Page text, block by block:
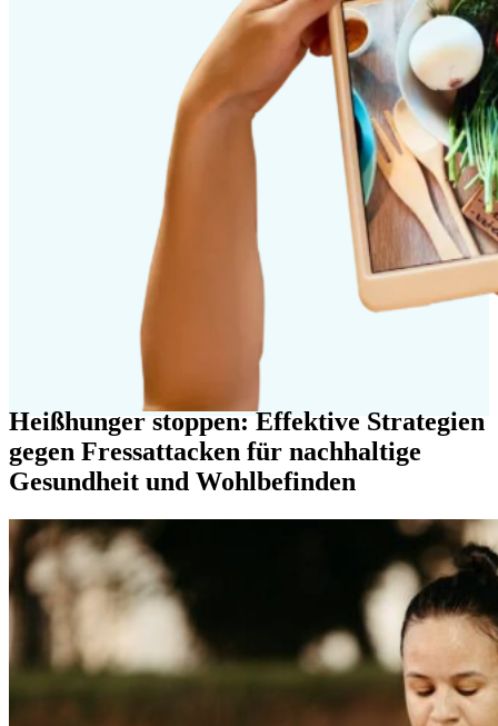
Heißhunger stoppen: Effektive Strategien
gegen Fressattacken für nachhaltige
Gesundheit und Wohlbefinden